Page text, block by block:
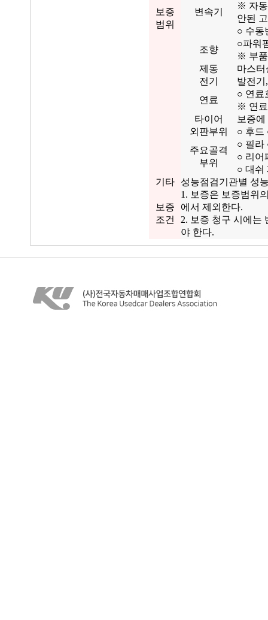
보증
범위
변속기
※ 자동
안된
○ 수동
조향
○파워
※ 부품
제동
마스터
전기
발전기
연료
○ 연료
※ 연료
타이어
보증
외판부위
○ 후드
주요골격
부위
○ 필라
○ 리어
○ 대쉬
기타
성능점검기관별 성
보증
조건
1. 보증은 보증범위
에서 제외한다.
2. 보증 청구 시에는
야 한다.